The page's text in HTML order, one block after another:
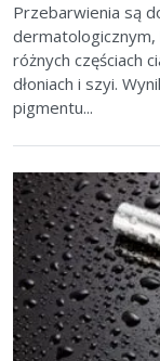
Przebarwienia są
różnych częściach
dłoniach i szyi.
pigmentu...